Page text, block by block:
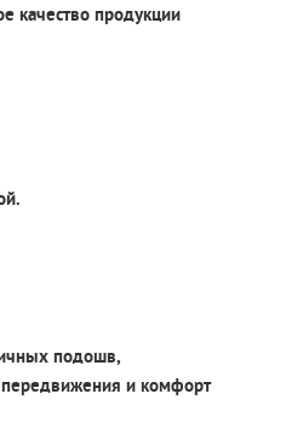
качество продукции
подошв,
передвижения и комфорт